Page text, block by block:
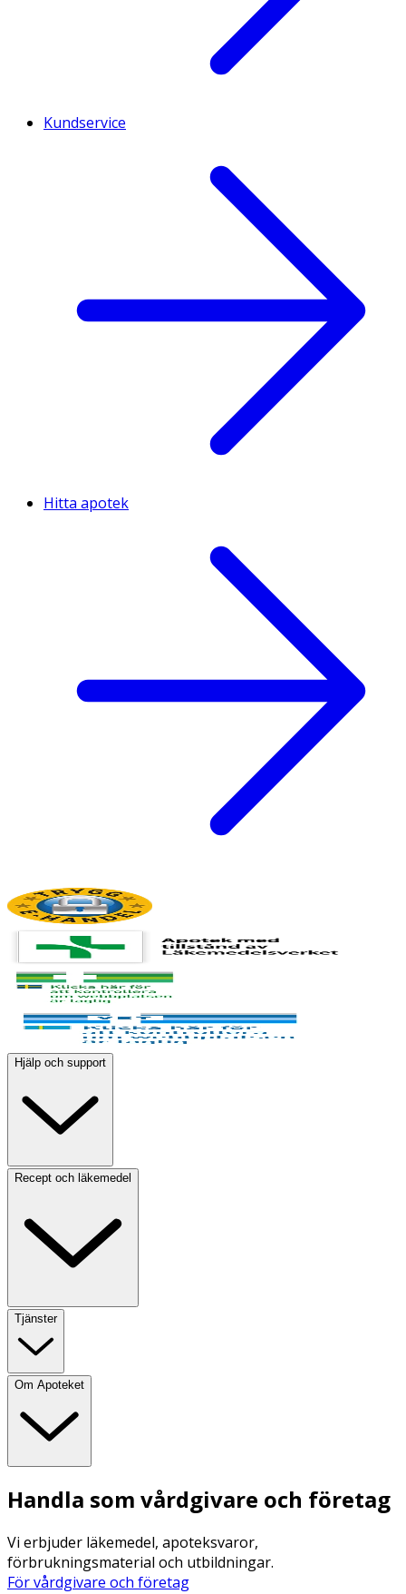
Kundservice
Hitta apotek
Hjälp och support
Recept och läkemedel
Tjänster
Om Apoteket
Handla som vårdgivare och företag
Vi erbjuder läkemedel, apoteksvaror,
förbrukningsmaterial och utbildningar.
För vårdgivare och företag